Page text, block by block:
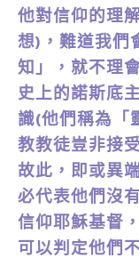
他對信仰的理
想)，難道我們
知」，就不理
史上的諾斯底
識(他們稱為「
教教徒豈非接
故此，即或異
必代表他們沒
信仰耶穌基督
可以判定他們